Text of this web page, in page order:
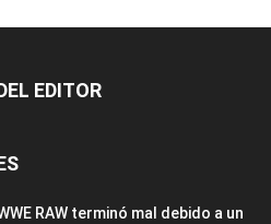
EDITOR
RAW terminó mal debido a un